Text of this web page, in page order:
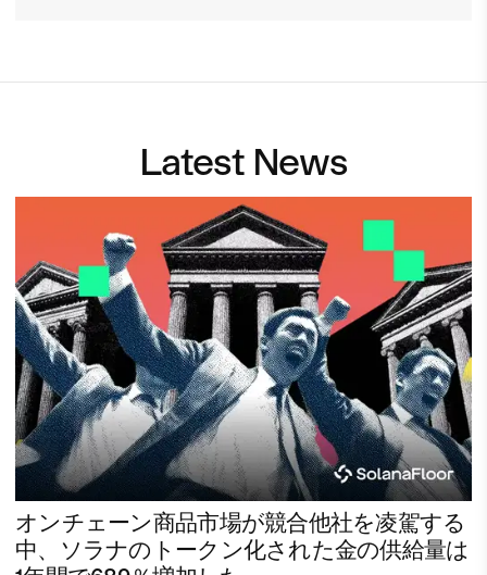
Latest News
オンチェーン商品市場が競合他社を凌駕する
中、ソラナのトークン化された金の供給量は